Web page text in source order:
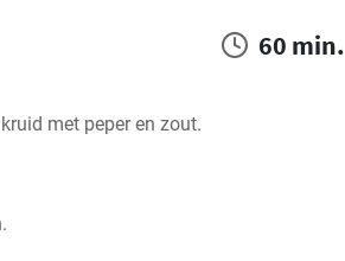
60 min.
met peper en zout.